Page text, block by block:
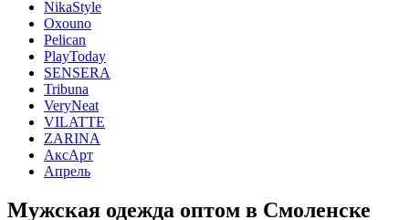
NikaStyle
Oxouno
Pelican
PlayToday
SENSERA
Tribuna
VeryNeat
VILATTE
ZARINA
АксАрт
Апрель
Мужская одежда оптом в Смоленске